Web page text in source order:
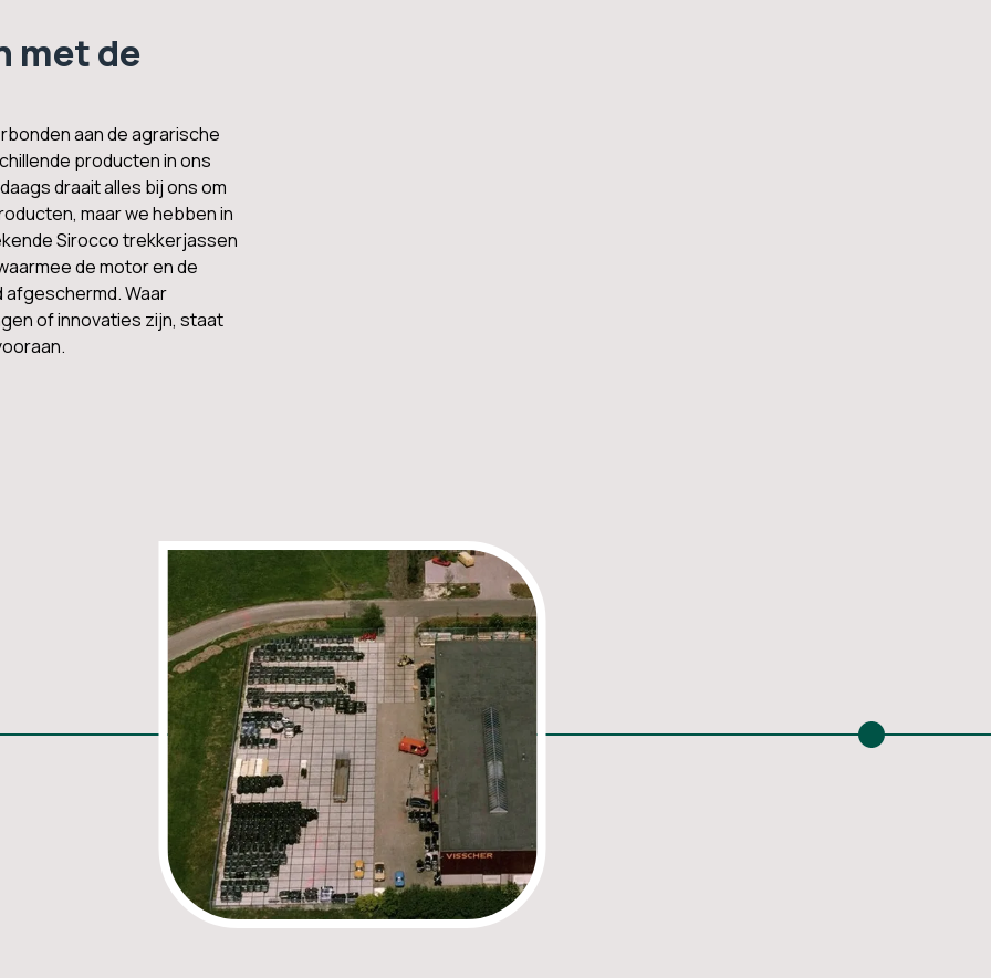
met de
aan de agrarische
producten in ons
draait alles bij ons om
maar we hebben in
Sirocco trekkerjassen
de motor en de
Waar
of innovaties zijn, staat